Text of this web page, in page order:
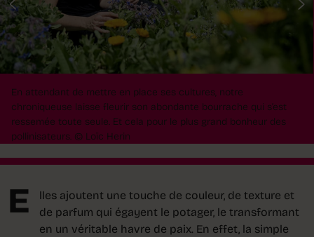
En attendant de mettre en place ses cultures, notre
chroniqueuse laisse fleurir son abondante bourrache qui s’est
ressemée toute seule. Et cela pour le plus grand bonheur des
pollinisateurs. © Loïc Herin
E
lles ajoutent une touche de couleur, de texture et
de parfum qui égayent le potager, le transformant
en un véri­table havre de paix. En effet, la simple